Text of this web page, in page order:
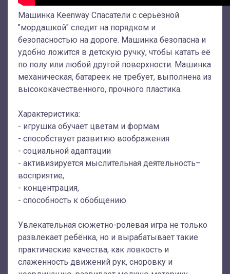
Машинка Keenway Спасатели с серьёзной
"мордашкой" следит на порядком и
безопасностью на дороге. Машинка безопасна и
удобно ложится в детскую ручку, чтобы катать её
по полу или любой другой поверхности. Машинка
механическая, батареек не требует, выполнена из
высококачественного, прочного пластика.
Характеристика:
- игрушка обучает цветам и формам
- способствует развитию воображения
- социальной адаптации
- активизируется мыслительная деятельность–
восприятие,
- концентрация,
- способность к обобщению.
Увлекательная сюжетно-ролевая игра не только
развлекает ребёнка, но и вырабатывает такие
практические качества, как ловкость и
слаженность движений рук, сноровку и